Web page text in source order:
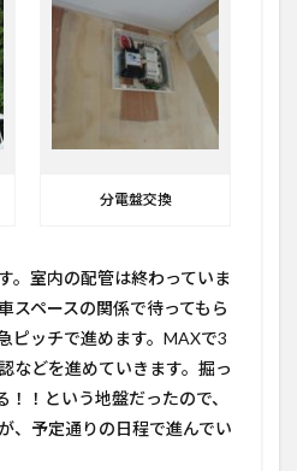
分電盤交換
。室内の配管は終わっていま
スペースの関係で待ってもら
ピッチで進めます。MAXで3
などを進めていきます。掘っ
！！という地盤だったので、
、予定通りの日程で進んでい